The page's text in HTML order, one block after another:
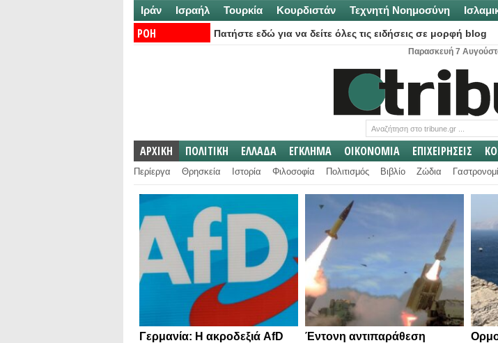
Ιράν Ισραήλ Τουρκία Κουρδιστάν Τεχνητή Νοημοσύνη
ΡΟΗ
Πατήστε εδώ για να δείτε όλες τις ειδήσεις σε μορφή blog
Παρασκευή 7
ΑΡΧΙΚΗ ΠΟΛΙΤΙΚΗ ΕΛΛΑΔΑ ΕΓΚΛΗΜΑ ΟΙΚΟΝΟΜΙΑ ΕΠΙΧΕΙΡΗΣΕΙΣ
Περίεργα Θρησκεία Ιστορία Φιλοσοφία Πολιτισμός Βιβλίο Ζώδια
Γερμανία: Η ακροδεξιά AfD
Έντονη αντιπαράθεση